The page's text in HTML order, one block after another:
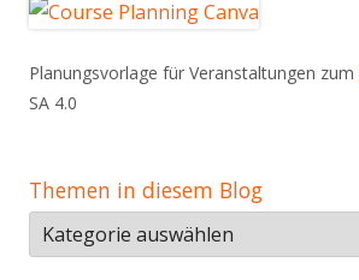
Planungsvorlage für Veranstaltungen zum
SA 4.0
Themen in diesem Blog
Themen
in